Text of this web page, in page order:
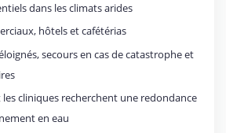
dans les climats arides
hôtels et cafétérias
secours en cas de catastrophe et
cliniques recherchent une redondance
en eau